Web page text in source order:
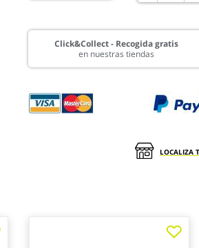
Click&Collect - Recogida gratis
en nuestras tiendas
LOCALIZA